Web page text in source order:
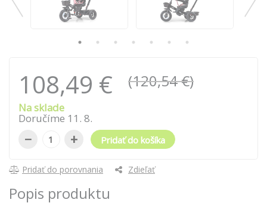
108,49 € (120,54 €)
Na sklade
Doručíme 11 . 8.
− + Pridať do košíka
Pridať do porovnania Zdieľať
Popis produktu